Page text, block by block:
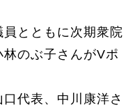
とともに次期衆院
のぶ子さんがVポ
代表、中川康洋さ